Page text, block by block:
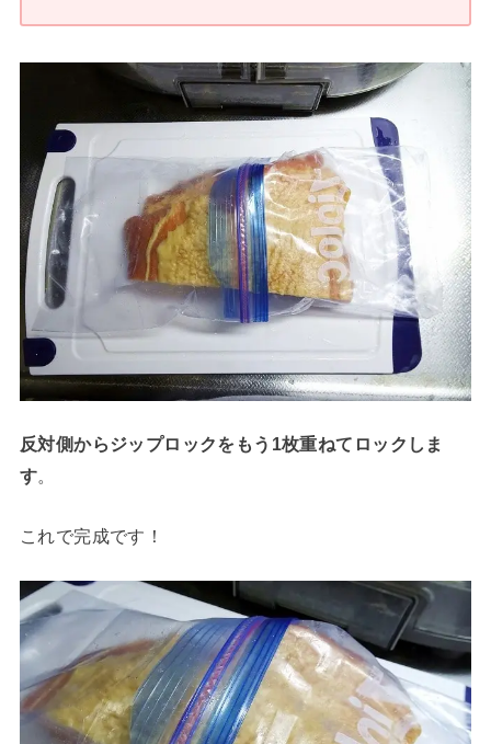
反対側からジップロックをもう1枚重ねてロックしま
す
これで完成です！